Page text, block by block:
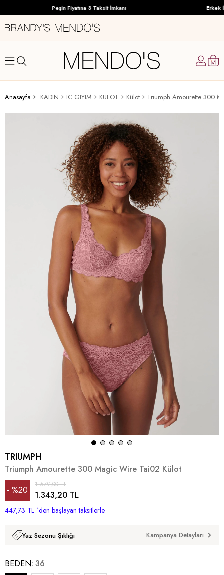
Peşin Fiyatına 3 Taksit İmkanı Erkek
Anasayfa KADIN IC GIYIM KULOT Külot Triumph Amourette 300
TRIUMPH
Triumph Amourette 300 Magic Wire Tai02 Külot
%20
İndirim
1.679,00 TL
1.343,20 TL
447,73 TL `den başlayan taksitlerle
Yaz Sezonu Şıklığı Kampanya Detayları
BEDEN 36